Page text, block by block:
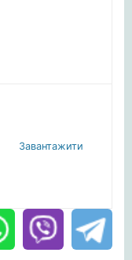
Завантажити